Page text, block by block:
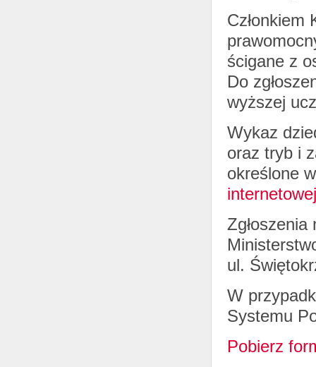
Członkiem
ścigane z
Do
wyższej
Wykaz
oraz tryb i
określone
ul.
W
Systemu
Pobierz